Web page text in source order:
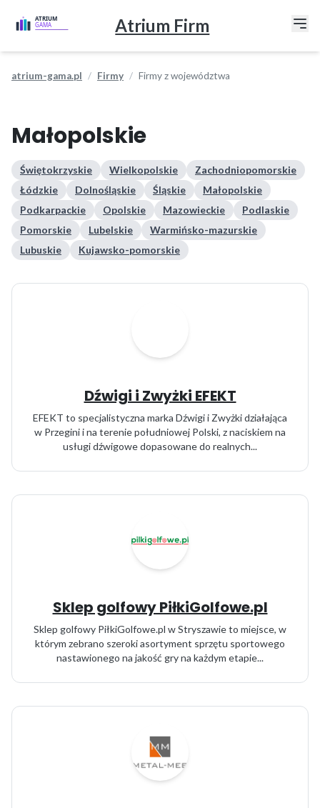
Atrium Firm
atrium-gama.pl Firmy Firmy z województwa
Małopolskie
Świętokrzyskie Wielkopolskie
Zachodniopomorskie
Łódzkie
Dolnośląskie Śląskie
Małopolskie
Podkarpackie
Opolskie Mazowieckie
Podlaskie
Pomorskie
Lubelskie
Warmińsko-mazurskie
Lubuskie
Kujawsko-pomorskie
Dźwigi i Zwyżki EFEKT
EFEKT to specjalistyczna marka Dźwigi i Zwyżki działająca
w Przegini i na terenie południowej Polski, z naciskiem na
usługi dźwigowe dopasowane do realnych...
Sklep golfowy PiłkiGolfowe.pl
Sklep golfowy PiłkiGolfowe.pl w Stryszawie to miejsce, w
którym zebrano szeroki asortyment sprzętu sportowego
nastawionego na jakość gry na każdym etapie...